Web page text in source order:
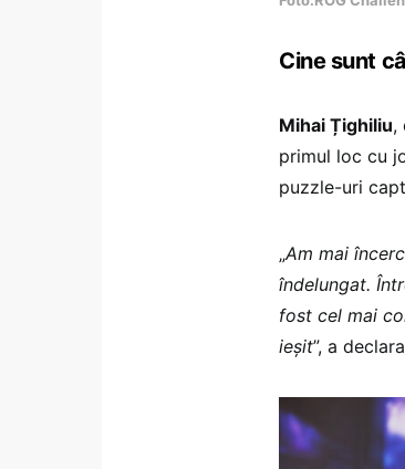
Cine sunt
Mihai Țighiliu,
primul loc cu
puzzle-uri
„Am mai
îndelungat.
fost cel mai
ieșit”, a